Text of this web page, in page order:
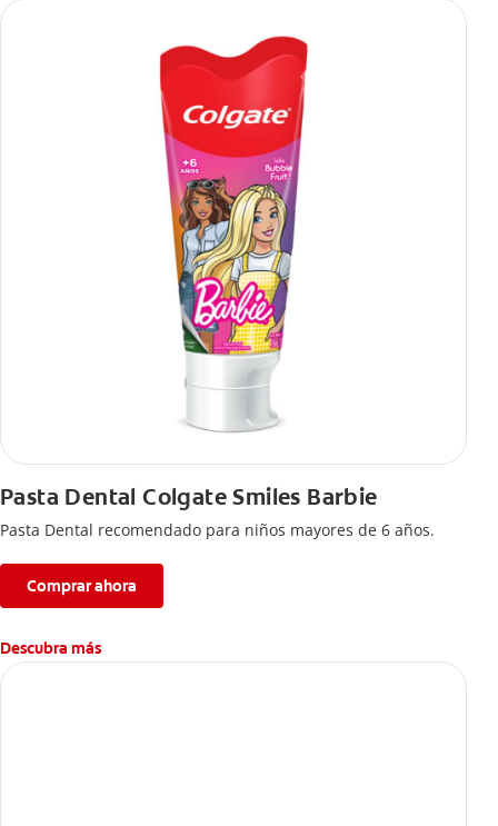
Pasta Dental Colgate Smiles Barbie
Pasta Dental recomendado para niños mayores de 6 años.
Comprar ahora
Descubra más